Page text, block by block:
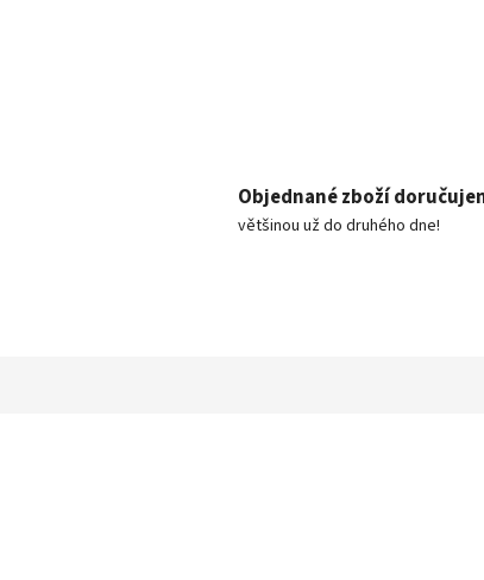
Objednané zboží
většinou už do druhého dne!